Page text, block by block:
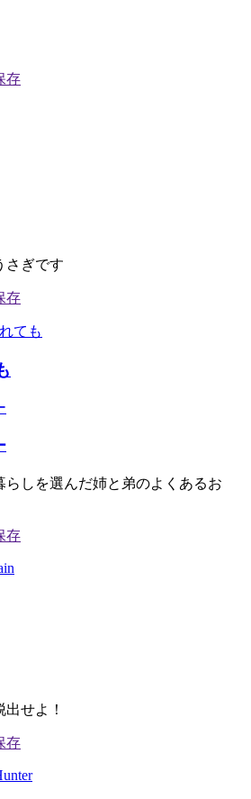
さぎです
らしを選んだ姉と弟のよくあるお
せよ！